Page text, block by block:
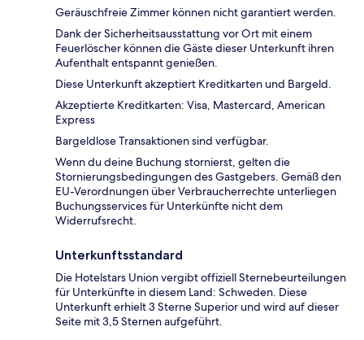
Geräuschfreie Zimmer können nicht garantiert werden.
Dank der Sicherheitsausstattung vor Ort mit einem
Feuerlöscher können die Gäste dieser Unterkunft ihren
Aufenthalt entspannt genießen.
Diese Unterkunft akzeptiert Kreditkarten und Bargeld.
Akzeptierte Kreditkarten: Visa, Mastercard, American
Express
Bargeldlose Transaktionen sind verfügbar.
Wenn du deine Buchung stornierst, gelten die
Stornierungsbedingungen des Gastgebers. Gemäß den
EU-Verordnungen über Verbraucherrechte unterliegen
Buchungsservices für Unterkünfte nicht dem
Widerrufsrecht.
Unterkunftsstandard
Die Hotelstars Union vergibt offiziell Sternebeurteilungen
für Unterkünfte in diesem Land: Schweden. Diese
Unterkunft erhielt 3 Sterne Superior und wird auf dieser
Seite mit 3,5 Sternen aufgeführt.